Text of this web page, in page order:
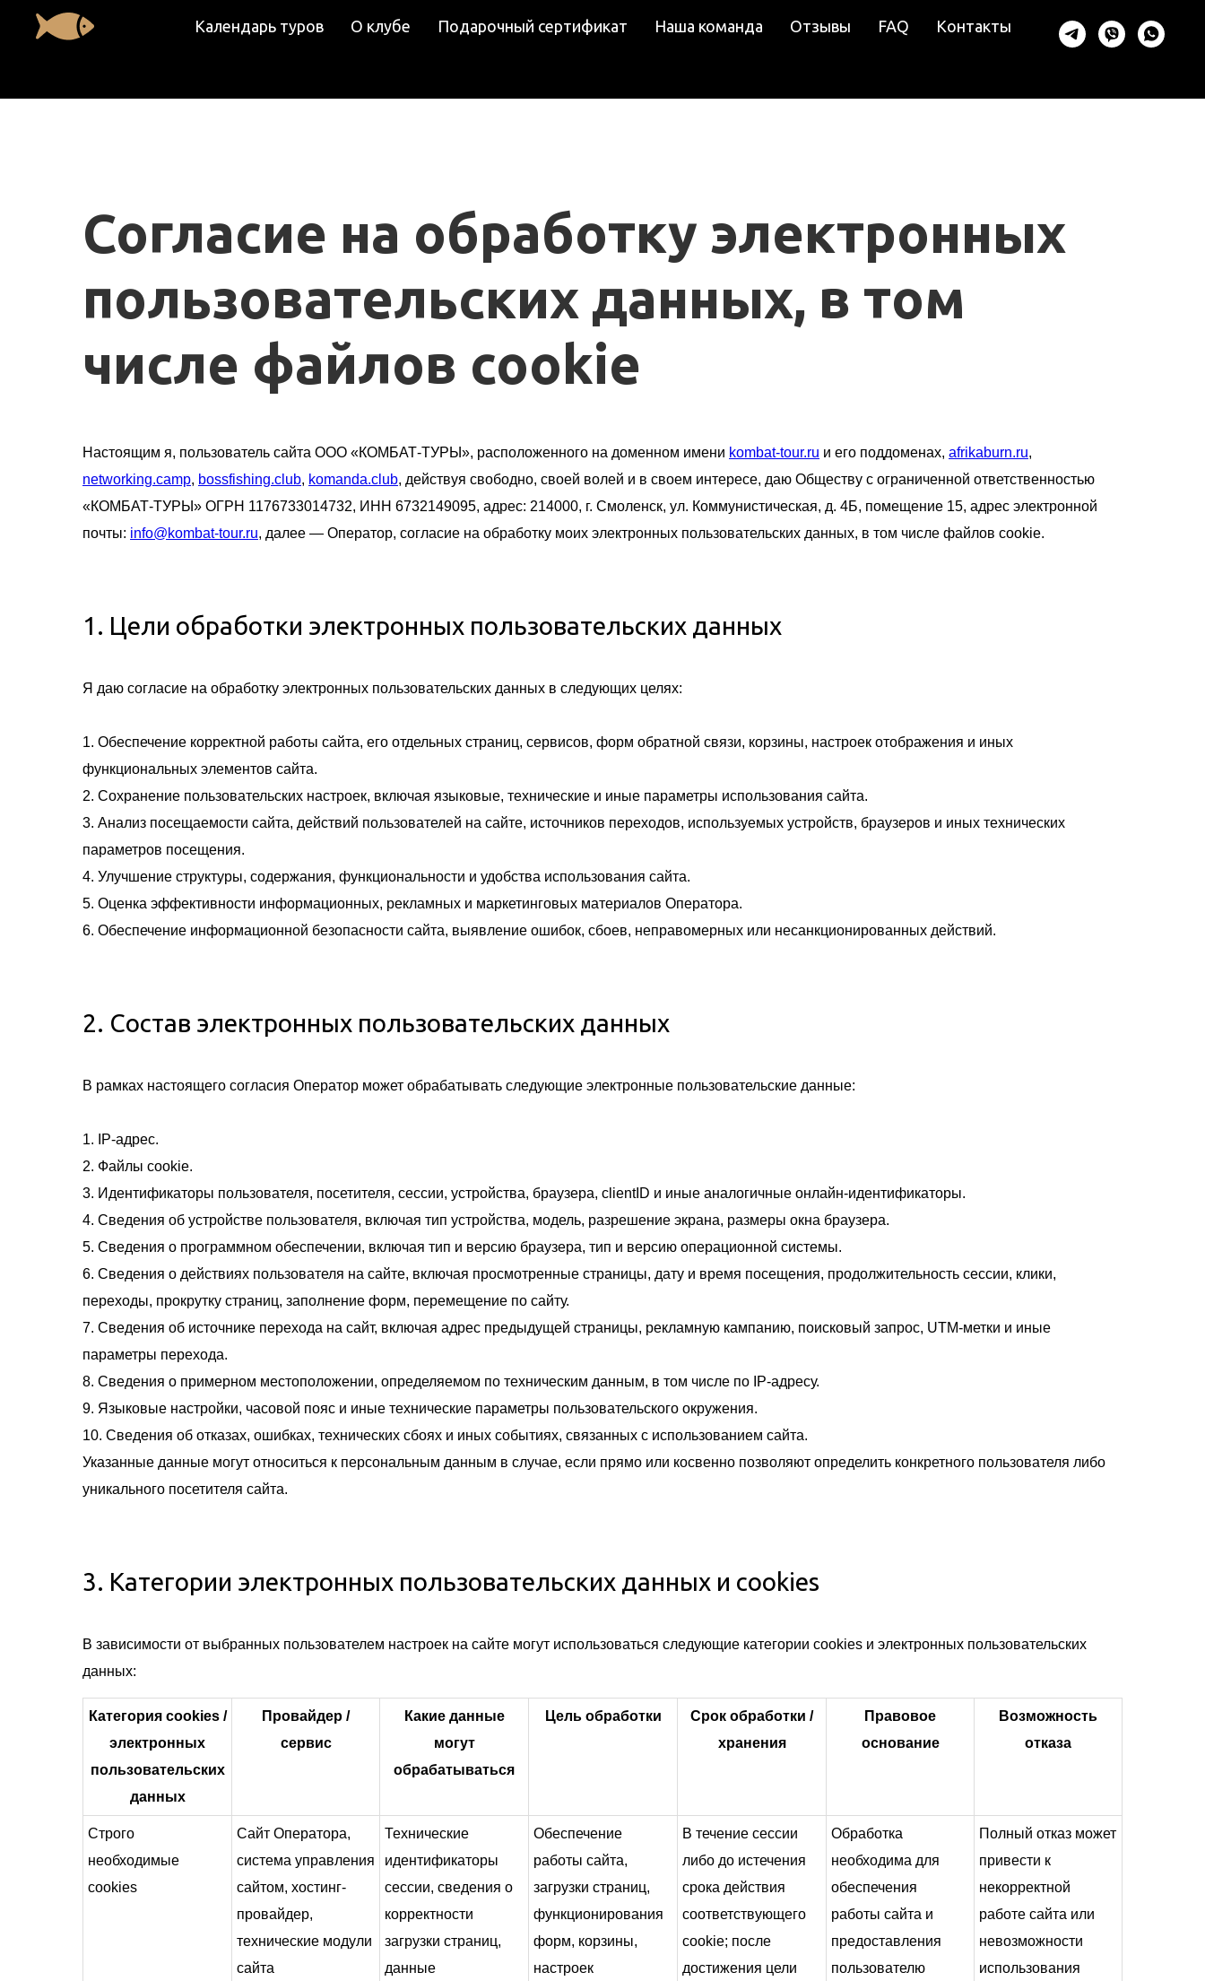
Календарь туров О клубе Подарочный сертификат Наша команда Отзывы FAQ Контакты
Согласие на обработку электронных
пользовательских данных, в том
числе файлов cookie
Настоящим я, пользователь сайта ООО «КОМБАТ-ТУРЫ», расположенного на доменном имени kombat-tour.ru и его поддоменах, afrikaburn.ru,
networking.camp, bossfishing.club, komanda.club, действуя свободно, своей волей и в своем интересе, даю Обществу с ограниченной ответственностью
«КОМБАТ-ТУРЫ» ОГРН 1176733014732, ИНН 6732149095, адрес: 214000, г. Смоленск, ул. Коммунистическая, д. 4Б, помещение 15, адрес электронной
почты: info@kombat-tour.ru, далее — Оператор, согласие на обработку моих электронных пользовательских данных, в том числе файлов cookie.
1. Цели обработки электронных пользовательских данных
Я даю согласие на обработку электронных пользовательских данных в следующих целях:
1. Обеспечение корректной работы сайта, его отдельных страниц, сервисов, форм обратной связи, корзины, настроек отображения и иных
функциональных элементов сайта.
2. Сохранение пользовательских настроек, включая языковые, технические и иные параметры использования сайта.
3. Анализ посещаемости сайта, действий пользователей на сайте, источников переходов, используемых устройств, браузеров и иных технических
параметров посещения.
4. Улучшение структуры, содержания, функциональности и удобства использования сайта.
5. Оценка эффективности информационных, рекламных и маркетинговых материалов Оператора.
6. Обеспечение информационной безопасности сайта, выявление ошибок, сбоев, неправомерных или несанкционированных действий.
2. Состав электронных пользовательских данных
В рамках настоящего согласия Оператор может обрабатывать следующие электронные пользовательские данные:
1. IP-адрес.
2. Файлы cookie.
3. Идентификаторы пользователя, посетителя, сессии, устройства, браузера, clientID и иные аналогичные онлайн-идентификаторы.
4. Сведения об устройстве пользователя, включая тип устройства, модель, разрешение экрана, размеры окна браузера.
5. Сведения о программном обеспечении, включая тип и версию браузера, тип и версию операционной системы.
6. Сведения о действиях пользователя на сайте, включая просмотренные страницы, дату и время посещения, продолжительность сессии, клики,
переходы, прокрутку страниц, заполнение форм, перемещение по сайту.
7. Сведения об источнике перехода на сайт, включая адрес предыдущей страницы, рекламную кампанию, поисковый запрос, UTM-метки и иные
параметры перехода.
8. Сведения о примерном местоположении, определяемом по техническим данным, в том числе по IP-адресу.
9. Языковые настройки, часовой пояс и иные технические параметры пользовательского окружения.
10. Сведения об отказах, ошибках, технических сбоях и иных событиях, связанных с использованием сайта.
Указанные данные могут относиться к персональным данным в случае, если прямо или косвенно позволяют определить конкретного пользователя либо
уникального посетителя сайта.
3. Категории электронных пользовательских данных и cookies
В зависимости от выбранных пользователем настроек на сайте могут использоваться следующие категории cookies и электронных пользовательских
данных:
Категория cookies /
электронных
пользовательских
данных
Провайдер /
сервис
Какие данные
могут
обрабатываться
Цель обработки
Срок обработки /
хранения
Правовое
основание
Возможность
отказа
Строго
необходимые
cookies
Сайт Оператора,
система управления
сайтом, хостинг-
провайдер,
технические модули
сайта
Технические
идентификаторы
сессии, сведения о
корректности
загрузки страниц,
данные
Обеспечение
работы сайта,
загрузки страниц,
функционирования
форм, корзины,
настроек
В течение сессии
либо до истечения
срока действия
соответствующего
cookie; после
достижения цели
Обработка
необходима для
обеспечения
работы сайта и
предоставления
пользователю
Полный отказ может
привести к
некорректной
работе сайта или
невозможности
использования